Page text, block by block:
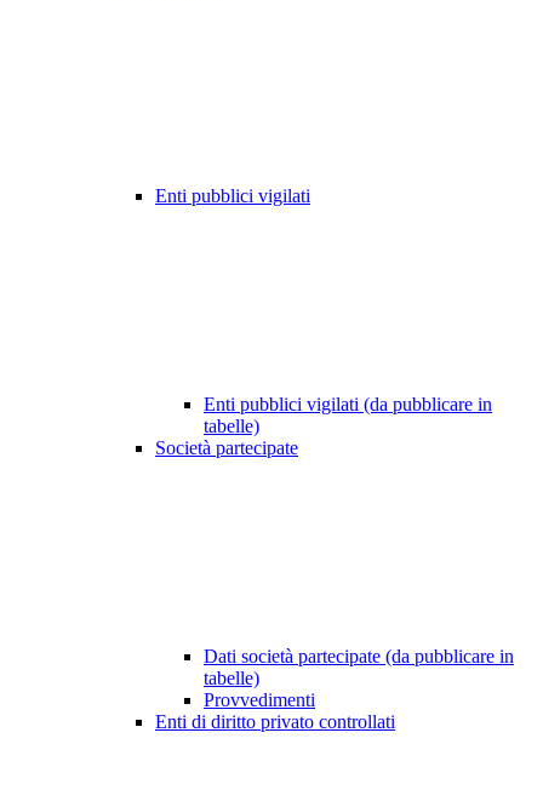
Enti pubblici vigilati
Enti pubblici vigilati (da pubblicare in
tabelle)
Società partecipate
Dati società partecipate (da pubblicare in
tabelle)
Provvedimenti
Enti di diritto privato controllati